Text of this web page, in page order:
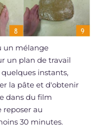
un mélange
un plan de travail
instants,
la pâte et d'obtenir
dans du film
reposer au
30 minutes.